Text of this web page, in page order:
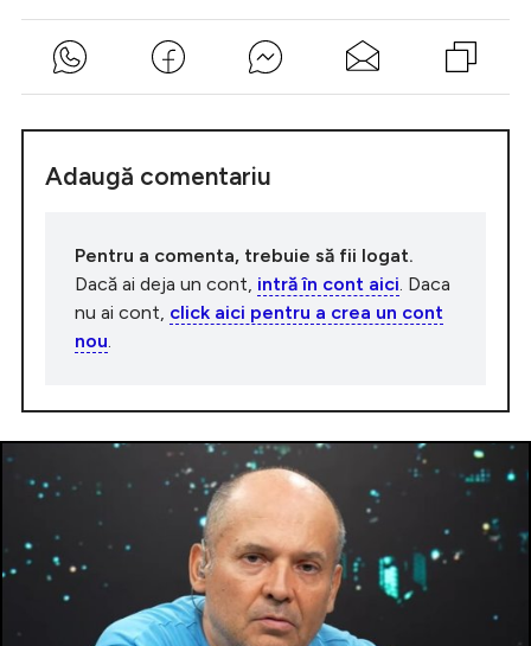
Adaugă comentariu
Pentru a comenta, trebuie să fii logat.
Dacă ai deja un cont, intră în cont aici . Daca
nu ai cont, click aici pentru a crea un cont
nou